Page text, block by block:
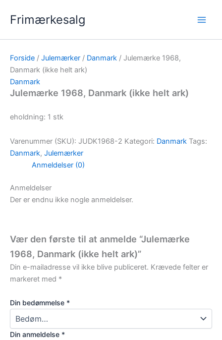
Frimærkesalg
Forside / Julemærker / Danmark / Julemærke 1968,
Danmark (ikke helt ark)
Danmark
Julemærke 1968, Danmark (ikke helt ark)
eholdning: 1 stk
Varenummer (SKU): JUDK1968-2 Kategori: Danmark Tags:
Danmark, Julemærker
Anmeldelser (0)
Anmeldelser
Der er endnu ikke nogle anmeldelser.
Vær den første til at anmelde “Julemærke
1968, Danmark (ikke helt ark)”
Din e-mailadresse vil ikke blive publiceret. Krævede felter er
markeret med *
Din bedømmelse *
Din anmeldelse *